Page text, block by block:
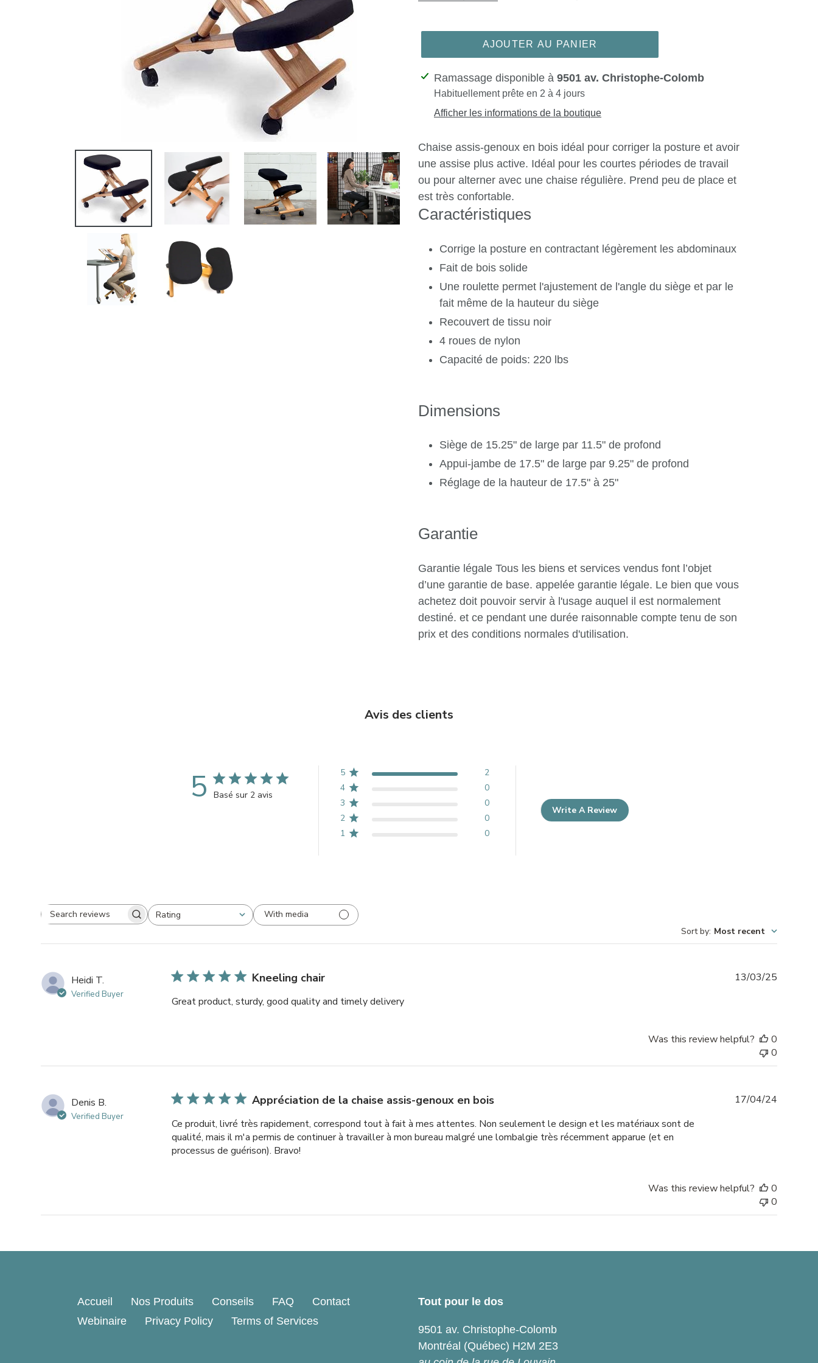
AJOUTER AU PANIER
Ajout
d'un
produit
votre
panier
Ramassage disponible à 9501 av. Christophe-Colomb
Habituellement prête en 2 à 4 jours
Afficher les informations de la boutique
Chaise assis-genoux en bois idéal pour corriger la posture et avoir
une assise plus active. Idéal pour les courtes périodes de travail
ou pour alterner avec une chaise régulière. Prend peu de place et
est très confortable.
Caractéristiques
Corrige la posture en contractant légèrement les abdominaux
Fait de bois solide
Une roulette permet l'ajustement de l'angle du siège et par le
fait même de la hauteur du siège
Recouvert de tissu noir
4 roues de nylon
Capacité de poids: 220 lbs
Dimensions
Siège de 15.25" de large par 11.5" de profond
Appui-jambe de 17.5" de large par 9.25" de profond
Réglage de la hauteur de 17.5" à 25"
Garantie
Garantie légale Tous les biens et services vendus font l’objet
d’une garantie de base. appelée garantie légale. Le bien que vous
achetez doit pouvoir servir à l'usage auquel il est normalement
destiné. et ce pendant une durée raisonnable compte tenu de son
prix et des conditions normales d'utilisation.
Avis des clients
5 Basé sur 2 avis
5
2
4
0
3
0
2
0
1
0
Write A Review
Search
Rating
All ratings
With media
Sort by: Most recent
Heidi T.
Verified Buyer
Kneeling chair
Great product, sturdy, good quality and timely delivery
13/03/25
Was this review helpful?
0
0
Denis B.
Verified Buyer
Appréciation de la chaise assis-genoux en bois
Ce produit, livré très rapidement, correspond tout à fait à mes attentes. Non seulement le design et les matériaux sont de
qualité, mais il m'a permis de continuer à travailler à mon bureau malgré une lombalgie très récemment apparue (et en
processus de guérison). Bravo!
17/04/24
Was this review helpful?
0
0
Accueil Nos Produits Conseils FAQ
Contact
Webinaire
Privacy Policy Terms of Services
Tout pour le dos
9501 av. Christophe-Colomb
Montréal (Québec) H2M 2E3